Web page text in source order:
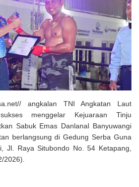
angkalan TNI Angkatan Laut
menggelar Kejuaraan Tinju
Sabuk Emas Danlanal Banyuwangi
berlangsung di Gedung Serba Guna
Jl. Raya Situbondo No. 54 Ketapang,
2026).